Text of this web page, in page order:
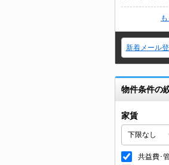
新着メール
物件条件の
家賃
共益費･